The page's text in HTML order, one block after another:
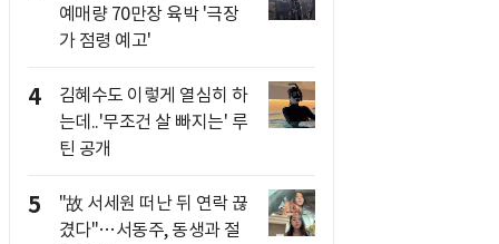
예매량 70만장 육박 '극장
가 점령 예고'
4
김혜수도 이렇게 열심히 하
는데..'무조건 살 빠지는' 루
틴 공개
5
"故 서세원 떠난 뒤 연락 끊
겼다"…서동주, 동생과 절